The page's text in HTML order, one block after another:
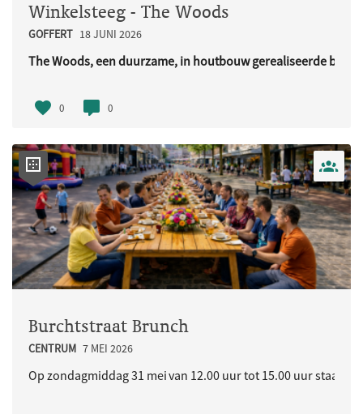
Winkelsteeg - The Woods
GOFFERT 18 JUNI 2026
The Woods, een duurzame, in houtbouw gerealiseerde buurt
0 0
Burchtstraat Brunch
CENTRUM 7 MEI 2026
Op zondagmiddag 31 mei van 12.00 uur tot 15.00 uur staat in